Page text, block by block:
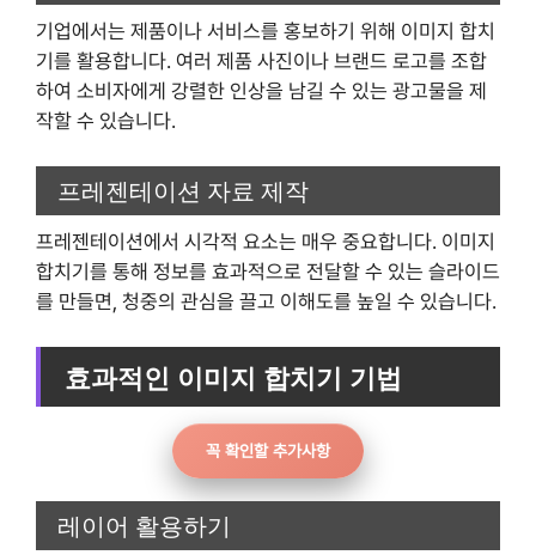
기업에서는 제품이나 서비스를 홍보하기 위해 이미지 합치
기를 활용합니다. 여러 제품 사진이나 브랜드 로고를 조합
하여 소비자에게 강렬한 인상을 남길 수 있는 광고물을 제
작할 수 있습니다.
프레젠테이션 자료 제작
프레젠테이션에서 시각적 요소는 매우 중요합니다. 이미지
합치기를 통해 정보를 효과적으로 전달할 수 있는 슬라이드
를 만들면, 청중의 관심을 끌고 이해도를 높일 수 있습니다.
효과적인 이미지 합치기 기법
꼭 확인할 추가사항
레이어 활용하기